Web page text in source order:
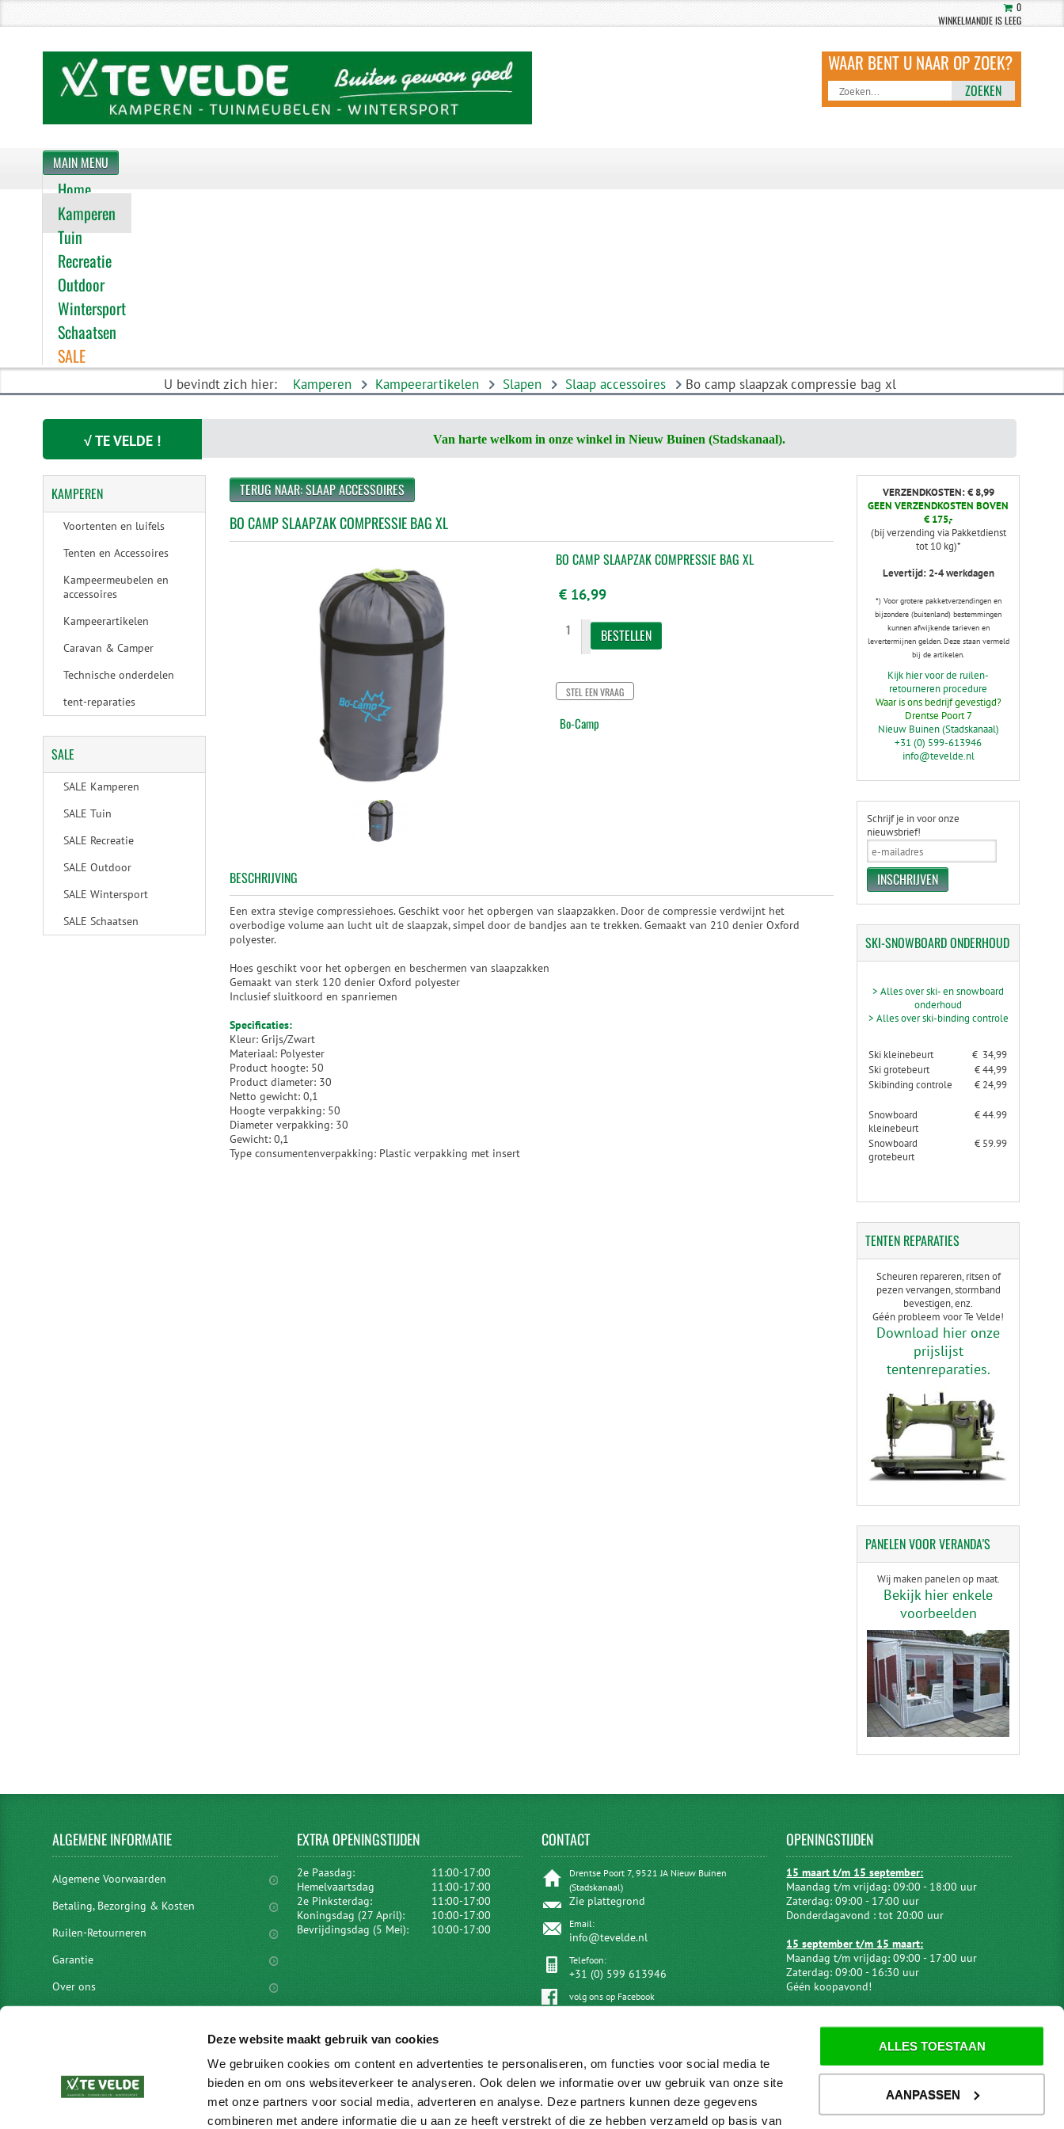
Deze website maakt gebruik van cookies
We gebruiken cookies om content en advertenties te personaliseren, om functies voor social media te
bieden en om ons websiteverkeer te analyseren. Ook delen we informatie over uw gebruik van onze site
met onze partners voor social media, adverteren en analyse. Deze partners kunnen deze gegevens
combineren met andere informatie die u aan ze heeft verstrekt of die ze hebben verzameld op basis van
ALLES TOESTAAN
AANPASSEN
0
WINKELMANDJE IS LEEG
ZOEKEN
MAIN MENU
Home
Kamperen
Tuin
Recreatie
Outdoor
Wintersport
Schaatsen
SALE
U bevindt zich hier: Kamperen Kampeerartikelen Slapen Slaap accessoires Bo camp slaapzak compressie bag xl
√ TE VELDE ! Van harte welkom in onze winkel in Nieuw Buinen (Stadskanaal).
TERUG NAAR: SLAAP ACCESSOIRES
BO CAMP SLAAPZAK COMPRESSIE BAG XL
BO CAMP SLAAPZAK COMPRESSIE BAG XL
€ 16,99
STEL EEN VRAAG
Bo-Camp
BESCHRIJVING
Een extra stevige compressiehoes. Geschikt voor het opbergen van slaapzakken. Door de compressie verdwijnt het
overbodige volume aan lucht uit de slaapzak, simpel door de bandjes aan te trekken. Gemaakt van 210 denier Oxford
polyester.
Hoes geschikt voor het opbergen en beschermen van slaapzakken
Gemaakt van sterk 120 denier Oxford polyester
Inclusief sluitkoord en spanriemen
Specificaties:
Kleur: Grijs/Zwart
Materiaal: Polyester
Product hoogte: 50
Product diameter: 30
Netto gewicht: 0,1
Hoogte verpakking: 50
Diameter verpakking: 30
Gewicht: 0,1
Type consumentenverpakking: Plastic verpakking met insert
KAMPEREN
Voortenten en luifels
Tenten en Accessoires
Kampeermeubelen en
accessoires
Kampeerartikelen
Caravan & Camper
Technische onderdelen
tent-reparaties
SALE
SALE Kamperen
SALE Tuin
SALE Recreatie
SALE Outdoor
SALE Wintersport
SALE Schaatsen
VERZENDKOSTEN: € 8,99
GEEN VERZENDKOSTEN BOVEN
€ 175,-
(bij verzending via Pakketdienst
tot 10 kg)*
Levertijd: 2-4 werkdagen
*) Voor grotere pakketverzendingen en
bijzondere (buitenland) bestemmingen
kunnen afwijkende tarieven en
levertermijnen gelden. Deze staan vermeld
bij de artikelen.
Kijk hier voor de ruilen-
retourneren procedure
Waar is ons bedrijf gevestigd?
Drentse Poort 7
Nieuw Buinen (Stadskanaal)
+31 (0) 599-613946
info@tevelde.nl
Schrijf je in voor onze
nieuwsbrief!
SKI-SNOWBOARDONDERHOUD
> Alles over ski- en snowboard
onderhoud
> Alles over ski-binding controle
Ski kleinebeurt
€ 34,99
Ski grotebeurt
€ 44,99
Skibinding controle
€ 24,99
Snowboard
kleinebeurt
€ 44.99
Snowboard
grotebeurt
€ 59.99
TENTEN REPARATIES
Scheuren repareren, ritsen of
pezen vervangen, stormband
bevestigen, enz.
Géén probleem voor Te Velde!
Download hier onze
prijslijst
tentenreparaties.
PANELENVOOR VERANDA'S
Wij maken panelen op maat.
Bekijk hier enkele
voorbeelden
ALGEMENEINFORMATIE
Algemene Voorwaarden
Betaling, Bezorging & Kosten
Ruilen-Retourneren
Garantie
Over ons
vacatures
EXTRAOPENINGSTIJDEN
2e Paasdag:
11:00-17:00
Hemelvaartsdag
11:00-17:00
2e Pinksterdag:
11:00-17:00
Koningsdag (27 April):
10:00-17:00
Bevrijdingsdag (5 Mei):
10:00-17:00
CONTACT
Drentse Poort 7, 9521 JA Nieuw Buinen
(Stadskanaal)
Zie plattegrond
Email:
info@tevelde.nl
Telefoon:
+31 (0) 599 613946
volg ons op Facebook
OPENINGSTIJDEN
15 maart t/m 15 september:
Maandag t/m vrijdag: 09:00 - 18:00 uur
Zaterdag: 09:00 - 17:00 uur
Donderdagavond : tot 20:00 uur
15 september t/m 15 maart:
Maandag t/m vrijdag: 09:00 - 17:00 uur
Zaterdag: 09:00 - 16:30 uur
Géén koopavond!